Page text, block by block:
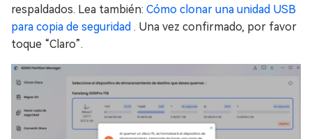
respaldados. Lea también: Cómo clonar una unidad USB
para copia de seguridad . Una vez confirmado, por favor
toque “Claro”.